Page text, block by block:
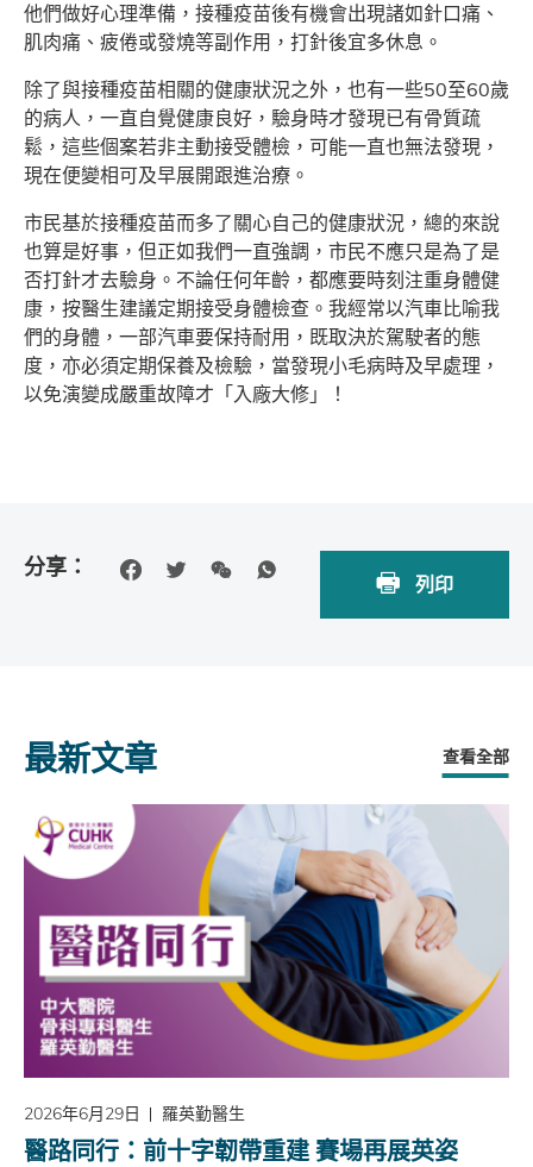
他們做好心理準備，接種疫苗後有機會出現諸如針口痛、
肌肉痛、疲倦或發燒等副作用，打針後宜多休息。
除了與接種疫苗相關的健康狀況之外，也有一些50至60歲
的病人，一直自覺健康良好，驗身時才發現已有骨質疏
鬆，這些個案若非主動接受體檢，可能一直也無法發現，
現在便變相可及早展開跟進治療。
市民基於接種疫苗而多了關心自己的健康狀況，總的來說
也算是好事，但正如我們一直強調，市民不應只是為了是
否打針才去驗身。不論任何年齡，都應要時刻注重身體健
康，按醫生建議定期接受身體檢查。我經常以汽車比喻我
們的身體，一部汽車要保持耐用，既取決於駕駛者的態
度，亦必須定期保養及檢驗，當發現小毛病時及早處理，
以免演變成嚴重故障才「入廠大修」！
分享：
列印
最新文章 查看全部
2026年6月29日 羅英勤醫生
醫路同行：前十字韌帶重建 賽場再展英姿